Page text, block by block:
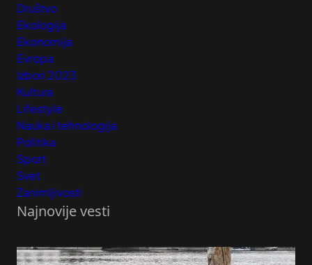
Društvo
Ekologija
Ekonomija
Evropa
Izbori 2023
Kultura
Lifestyle
Nauka i tehnologija
Politika
Sport
Svet
Zanimljivosti
Najnovije vesti